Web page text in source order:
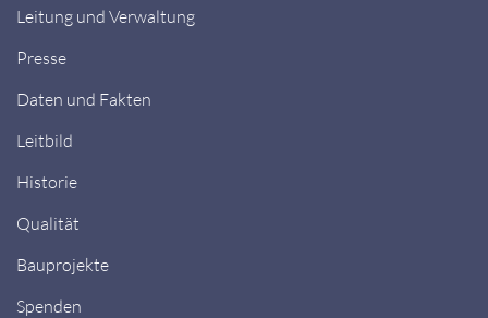
Leitung und Verwaltung
Presse
Daten und Fakten
Leitbild
Historie
Qualität
Bauprojekte
Spenden